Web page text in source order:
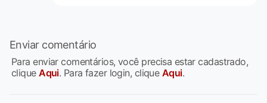
Enviar comentário
Para enviar comentários, você precisa estar cadastrado,
cliqueAqui. Para fazer login, clique Aqui.